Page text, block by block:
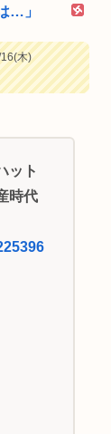
…」
木)
ット
時代